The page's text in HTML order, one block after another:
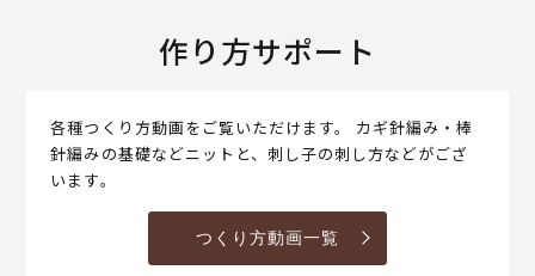
作り方サポート
各種つくり方動画をご覧いただけます。 カギ針編み・棒
針編みの基礎などニットと、刺し子の刺し方などがござ
います。
つくり方動画一覧